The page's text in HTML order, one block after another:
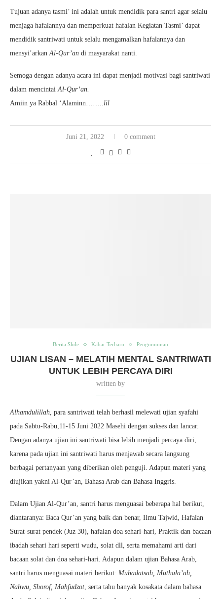
Tujuan adanya tasmi’ ini adalah untuk mendidik para santri agar selalu
menjaga hafalannya dan memperkuat hafalan Kegiatan Tasmi’ dapat
mendidik santriwati untuk selalu mengamalkan hafalannya dan
mensyi’arkanAl-Qur’an di masyarakat nanti.
Semoga dengan adanya acara ini dapat menjadi motivasi bagi santriwati
dalam mencintaiAl-Qur’an.
Amiin ya Rabbal ‘Alaminn……..lil
Juni 21, 2022 0 comment
Berita Slide Kabar Terbaru Pengumuman
UJIAN LISAN – MELATIH MENTAL SANTRIWATI
UNTUK LEBIH PERCAYA DIRI
written by
Alhamdulillah, para santriwati telah berhasil melewati ujian syafahi
pada Sabtu-Rabu,11-15 Juni 2022 Masehi dengan sukses dan lancar.
Dengan adanya ujian ini santriwati bisa lebih menjadi percaya diri,
karena pada ujian ini santriwati harus menjawab secara langsung
berbagai pertanyaan yang diberikan oleh penguji. Adapun materi yang
diujikan yakni Al-Qur’an, Bahasa Arab dan Bahasa Inggris.
Dalam Ujian Al-Qur’an, santri harus menguasai beberapa hal berikut,
diantaranya: Baca Qur’an yang baik dan benar, Ilmu Tajwid, Hafalan
Surat-surat pendek (Juz 30), hafalan doa sehari-hari, Praktik dan bacaan
ibadah sehari hari seperti wudu, solat dll, serta memahami arti dari
bacaan solat dan doa sehari-hari. Adapun dalam ujian Bahasa Arab,
santri harus menguasai materi berikut: Muhadatsah, Muthala’ah,
Nahwu, Shorof, Mahfudzot, serta tahu banyak kosakata dalam bahasa